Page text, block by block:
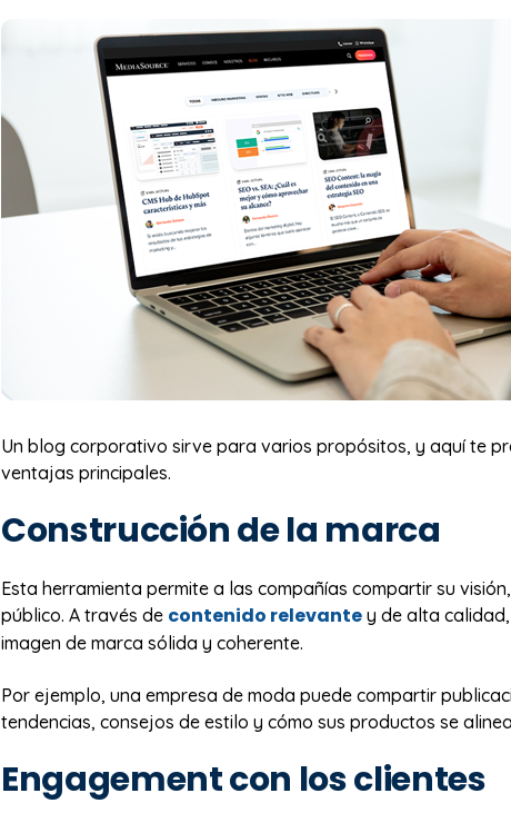
Un blog corporativo sirve para varios propósitos, y aquí te
ventajas principales.
Construcción de la marca
Esta herramienta permite a las compañías compartir su
público. A través de contenido relevante y de alta
imagen de marca sólida y coherente.
Por ejemplo, una empresa de moda puede compartir
tendencias, consejos de estilo y cómo sus productos se
Engagement con los clientes